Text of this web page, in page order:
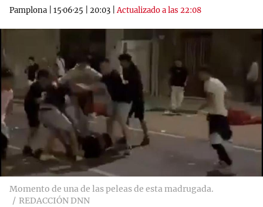
Pamplona
15·06·25 20:03 |Actualizado a las 22:08
Momento de una de las peleas de esta madrugada.
REDACCIÓN DNN